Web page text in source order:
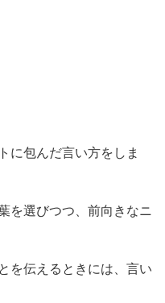
に包んだ言い方をしま
を選びつつ、前向きなニ
を伝えるときには、言い